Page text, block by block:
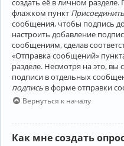
флажком пункт
сообщения, чтобы подпись
настроить добавление
сообщениям, сделав
«Отправка сообщений»
разделе. Несмотря на это,
подписи в отдельных
подпись в форме отправки
Вернуться к началу
Как мне создать